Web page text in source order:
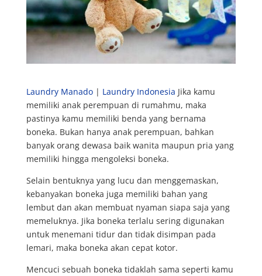
Laundry Manado| Laundry Indonesia Jika kamu
memiliki anak perempuan di rumahmu, maka
pastinya kamu memiliki benda yang bernama
boneka. Bukan hanya anak perempuan, bahkan
banyak orang dewasa baik wanita maupun pria yang
memiliki hingga mengoleksi boneka.
Selain bentuknya yang lucu dan menggemaskan,
kebanyakan boneka juga memiliki bahan yang
lembut dan akan membuat nyaman siapa saja yang
memeluknya. Jika boneka terlalu sering digunakan
untuk menemani tidur dan tidak disimpan pada
lemari, maka boneka akan cepat kotor.
Mencuci sebuah boneka tidaklah sama seperti kamu